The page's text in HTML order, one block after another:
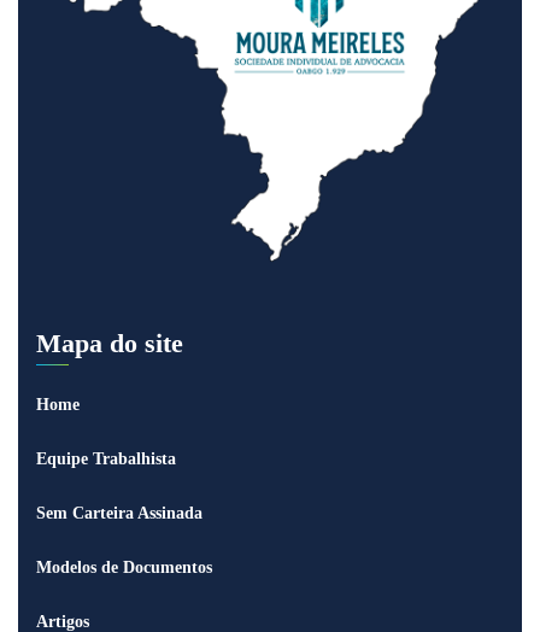
Mapa do site
Home
Equipe Trabalhista
Sem Carteira Assinada
Modelos de Documentos
Artigos